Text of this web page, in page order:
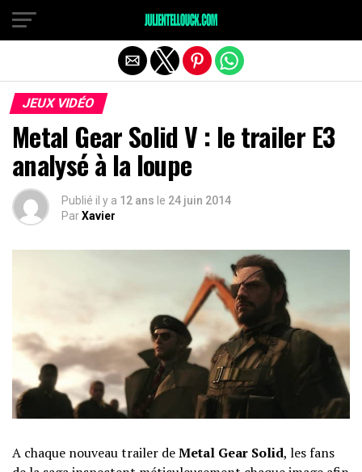
JEUX VIDÉO
Metal Gear Solid V : le trailer E3
analysé à la loupe
Publié il y a 12 ans le 24 juin 2014
ParXavier
A chaque nouveau trailer deMetal Gear Solid, les fans